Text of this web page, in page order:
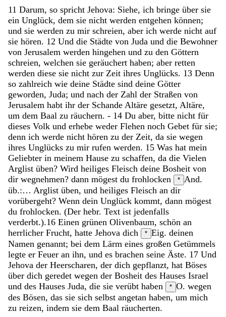
11 Darum, so spricht Jehova: Siehe, ich bringe über sie
ein Unglück, dem sie nicht werden entgehen können;
und sie werden zu mir schreien, aber ich werde nicht auf
sie hören. 12 Und die Städte von Juda und die Bewohner
von Jerusalem werden hingehen und zu den Göttern
schreien, welchen sie geräuchert haben; aber retten
werden diese sie nicht zur Zeit ihres Unglücks. 13 Denn
so zahlreich wie deine Städte sind deine Götter
geworden, Juda; und nach der Zahl der Straßen von
Jerusalem habt ihr der Schande Altäre gesetzt, Altäre,
um dem Baal zu räuchern. - 14 Du aber, bitte nicht für
dieses Volk und erhebe weder Flehen noch Gebet für sie;
denn ich werde nicht hören zu der Zeit, da sie wegen
ihres Unglücks zu mir rufen werden. 15 Was hat mein
Geliebter in meinem Hause zu schaffen, da die Vielen
Arglist üben? Wird heiliges Fleisch deine Bosheit von
dir wegnehmen? dann mögest du frohlocken * And.
üb.:… Arglist üben, und heiliges Fleisch an dir
vorübergeht? Wenn dein Unglück kommt, dann mögest
du frohlocken. (Der hebr. Text ist jedenfalls
verderbt.).16 Einen grünen Olivenbaum, schön an
herrlicher Frucht, hatte Jehova dich * Eig. deinen
Namen genannt; bei dem Lärm eines großen Getümmels
legte er Feuer an ihn, und es brachen seine Äste. 17 Und
Jehova der Heerscharen, der dich gepflanzt, hat Böses
über dich geredet wegen der Bosheit des Hauses Israel
und des Hauses Juda, die sie verübt haben * O. wegen
des Bösen, das sie sich selbst angetan haben, um mich
zu reizen, indem sie dem Baal räucherten.